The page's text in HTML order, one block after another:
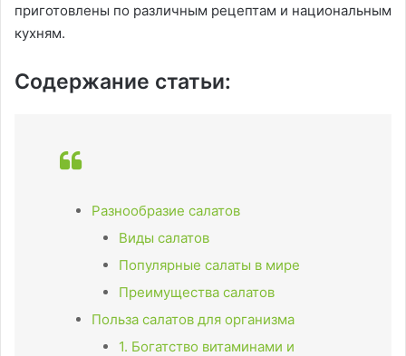
приготовлены по различным рецептам и национальным
кухням.
Содержание статьи:
Разнообразие салатов
Виды салатов
Популярные салаты в мире
Преимущества салатов
Польза салатов для организма
1. Богатство витаминами и